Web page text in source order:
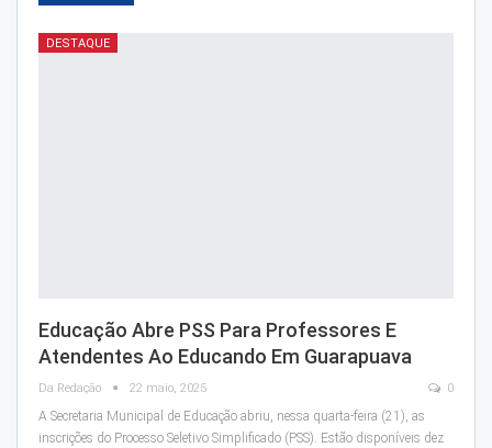
DESTAQUE
Educação Abre PSS Para Professores E
Atendentes Ao Educando Em Guarapuava
Da Redação 22 maio, 2025 0
A Secretaria Municipal de Educação abriu, nessa quarta-feira (21), as
inscrições do Processo Seletivo Simplificado (PSS). Estão disponíveis dez